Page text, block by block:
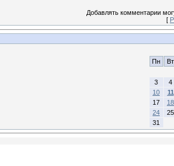
Добавлять комментарии
[
Пн Вт
3
4
10
11
17
18
24
25
31